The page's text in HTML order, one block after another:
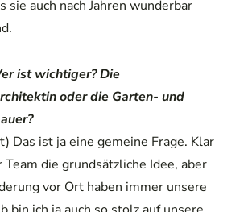
sie auch nach Jahren wunderbar
ist wichtiger? Die
oder die Garten- und
Das ist ja eine gemeine Frage. Klar
die grundsätzliche Idee, aber
vor Ort haben immer unsere